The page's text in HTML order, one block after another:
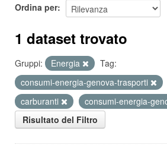
Ordina per
1 dataset trovato
Gruppi: Energia
Tag:
consumi-energia-genova-trasporti
carburanti
consumi-energia-
Risultato del Filtro